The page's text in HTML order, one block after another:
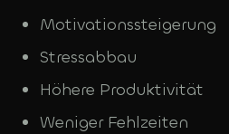
Motivationssteigerung
Stressabbau
Höhere Produktivität
Weniger Fehlzeiten